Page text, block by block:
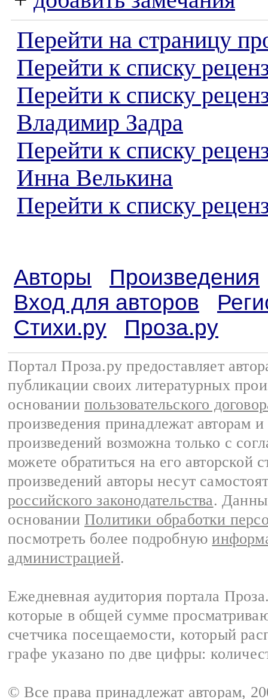
Перейти на страницу
Перейти к списку
Перейти к списку
Владимир Задра
Перейти к списку
Инна Велькина
Перейти к списку
Авторы
Произведения
Вход для авторов
Стихи.ру
Проза.ру
Портал Проза.ру предоставляет
публикации своих литературных
основании пользовательского
произведения принадлежат авторам
произведений возможна только с
можете обратиться на его авторской
произведений авторы несут
российского законодательства.
основании Политики обработки
посмотреть более подробную
администрацией.
Ежедневная аудитория портала
которые в общей сумме
счетчика посещаемости, который
графе указано по две цифры:
© Все права принадлежат авторам,